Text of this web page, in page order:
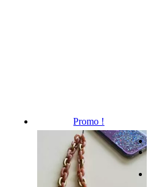
Promo !